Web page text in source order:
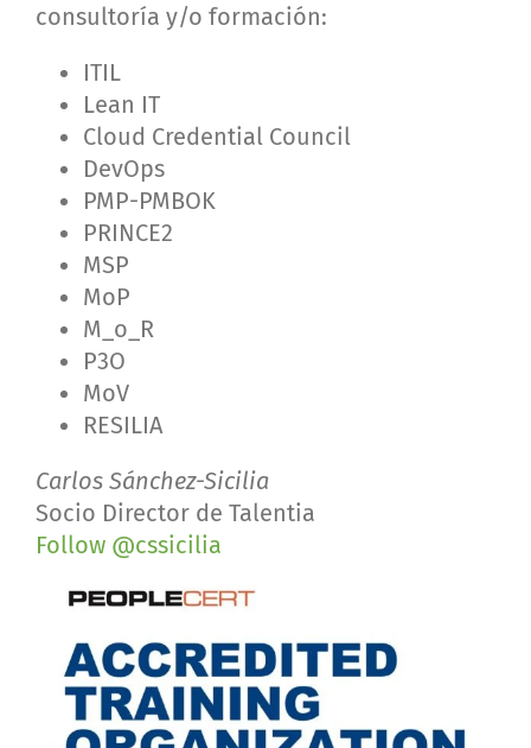
consultoría y/o formación:
ITIL
Lean IT
Cloud Credential Council
DevOps
PMP-PMBOK
PRINCE2
MSP
MoP
M_o_R
P3O
MoV
RESILIA
Carlos Sánchez-Sicilia
Socio Director de Talentia
Follow @cssicilia